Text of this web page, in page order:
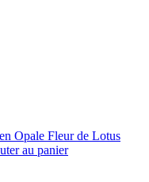
Opale Fleur de Lotus
au panier